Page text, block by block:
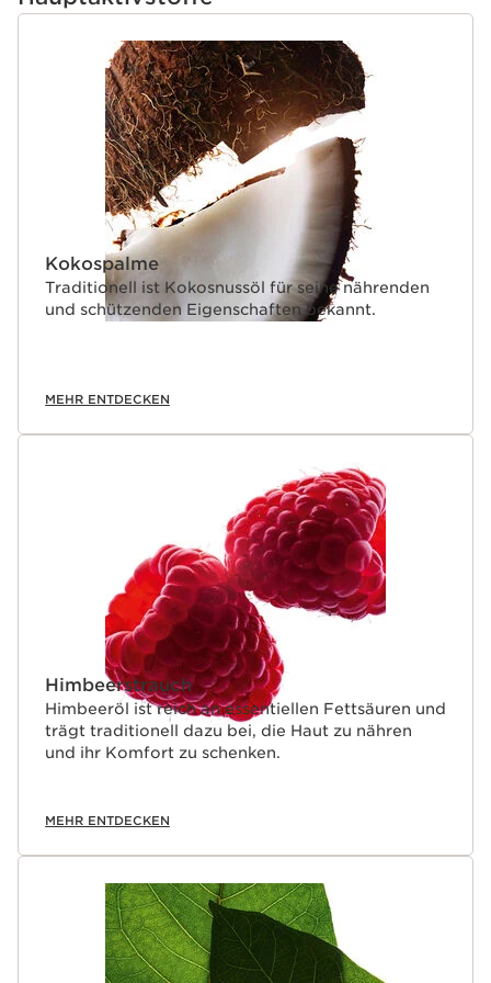
ergänzenden Wirkstoffen.
Haut zu boosten.
- Ausstrahlung förderndes Peptid: trägt zur
Zellerneuerung bei und glättet das Mikrorelief der Haut.
Clarins Plus
Anhand eines Verbrauchertests mit dem Namen "Inner
Radiance Booster *" beweist Clarins die Wirksamkeit
dieser neuen Generation der Rose Radiance Creme und
hebt ihre positive Wirkung auf das Selbstbewusstsein
hervor. *Booster für das Selbstvertrauen
WEITER ZUM INHALT
Kokospalme
Traditionell ist Kokosnussöl für seine nährenden
und schützenden Eigenschaften bekannt.
MEHR ENTDECKEN
Himbeerstrauch
Himbeeröl ist reich an essentiellen Fettsäuren und
trägt traditionell dazu bei, die Haut zu nähren
und ihr Komfort zu schenken.
MEHR ENTDECKEN